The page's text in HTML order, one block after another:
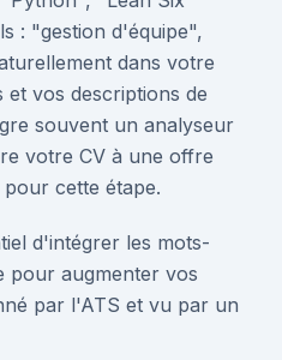
: "gestion d'équipe",
dans votre
vos descriptions de
souvent un analyseur
votre CV à une offre
cette étape.
d'intégrer les mots-
pour augmenter vos
par l'ATS et vu par un